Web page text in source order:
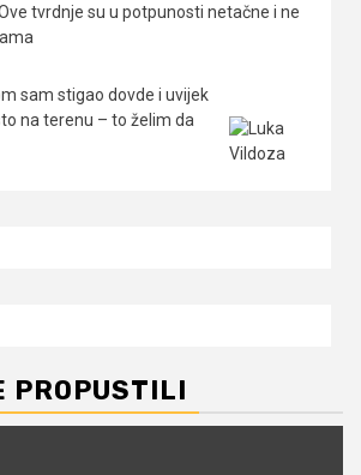
tvrdnje su u potpunosti netačne i ne
sam stigao dovde i uvijek
na terenu – to želim da
PROPUSTILI